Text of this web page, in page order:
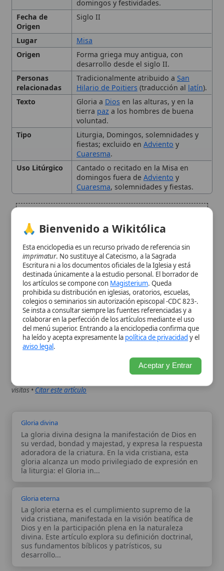
Forma griega muy antigua, con
desarrollo desde el siglo II.
Personas
relacionadas Hilario de Poitiers(traducción allatín).
Texto Gloria aDiosen las alturas, y en la
tierrapaz a los hombres de buena
voluntad.
Tipo
Liturgia, Domingos, solemnidades y
fiestas; excluido enAdvientoy
Cuaresma.
Cantado o recitado en la Misa en
domingos fuera deAdvientoy
Cuaresma, solemnidades y fiestas.
Orígenes y Desarrollo
Histórico
Significado Teológico y
Litúrgico
Aspectos Musicales
Conclusión
Citas y referencias
Modificado el 19 de septiembre de 2025 •FideScore™ 7.93• 70
visitas •Citar este artículo
Gloria divina
La gloria divina designa la manifestación de Dios en
su verdad, bondad y majestad, y expresa la respuesta
adoradora de la criatura. En la vida cristiana, esta
gloria alcanza un modo privilegiado de expresión en
La gloria eterna es el cumplimiento supremo de la
vida cristiana, manifestada en la visión beatífica de
Dios y en la participación plena en la naturaleza
divina. Este artículo explora su definición doctrinal,
sus fundamentos bíblicos y patrísticos, su
desarrollo...
editorial de Wikitólica. Las afirmaciones
del artículo están basadas y contrastadas
usando fuentes catolicas: escritos
patrísticos, de santos, artículos
teológicos, documentos históricos, actas
🙏 Bienvenido a Wikitólica
Esta enciclopedia es un recurso privado de referencia sin
. No sustituye al Catecismo, a la Sagrada
Escritura ni a los documentos oficiales de la Iglesia y está
destinada únicamente a la estudio personal. El borrador de
prohibida su distribución en iglesias, oratorios, escuelas,
colegios o seminarios sin autorización episcopal -CDC 823-.
Se insta a consultar siempre las fuentes referenciadas y a
colaborar en la perfección de los artículos mediante el uso
del menú superior. Entrando a la enciclopedia confirma que
ha leído y acepta expresamente lapolítica de privacidady el
aviso legal
Aceptar y Entrar